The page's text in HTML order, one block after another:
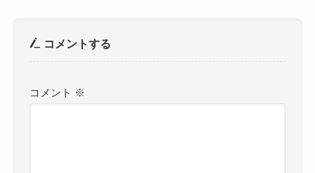
コメントする
コメント ※